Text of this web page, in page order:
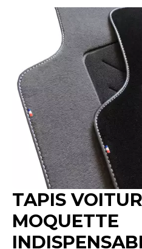
Système de fixations
Personnalisation par
TAPIS
MOQUETTE